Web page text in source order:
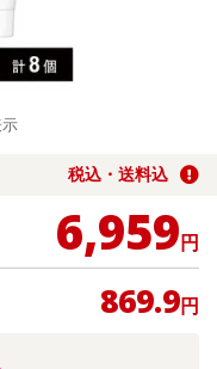
税込・送料込
6,959円
869.9円